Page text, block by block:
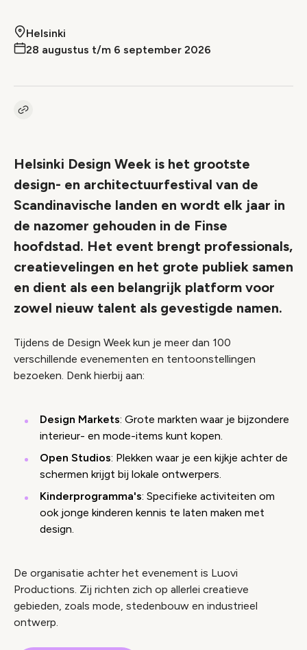
Helsinki
28 augustus t/m 6 september 2026
Kopieer link naar event
Helsinki Design Week is het grootste
design- en architectuurfestival van de
Scandinavische landen en wordt elk jaar in
de nazomer gehouden in de Finse
hoofdstad. Het event brengt professionals,
creatievelingen en het grote publiek samen
en dient als een belangrijk platform voor
zowel nieuw talent als gevestigde namen.
Tijdens de Design Week kun je meer dan 100
verschillende evenementen en tentoonstellingen
bezoeken. Denk hierbij aan:
Design Markets: Grote markten waar je bijzondere
interieur- en mode-items kunt kopen.
Open Studios: Plekken waar je een kijkje achter de
schermen krijgt bij lokale ontwerpers.
Kinderprogramma's: Specifieke activiteiten om
ook jonge kinderen kennis te laten maken met
design.
De organisatie achter het evenement is Luovi
Productions. Zij richten zich op allerlei creatieve
gebieden, zoals mode, stedenbouw en industrieel
ontwerp.